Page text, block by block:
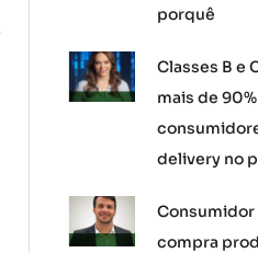
porquê
Classes B e
mais de
delivery no
Consumidor
compra